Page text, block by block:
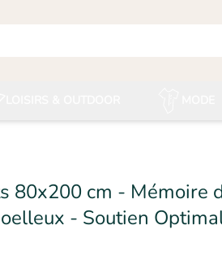
80x200 cm - Mémoire
- Soutien